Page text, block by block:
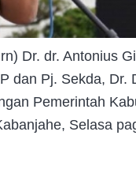
Dr. dr. Antonius
dan Pj. Sekda, Dr.
Pemerintah
Selasa